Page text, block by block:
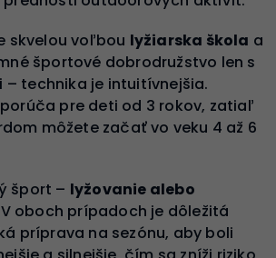
skvelou voľbou lyžiarska škola a
športové dobrodružstvo len s
– technika je intuitívnejšia.
pre deti od 3 rokov, zatiaľ
môžete začať vo veku 4 až 6
šport – lyžovanie alebo
V oboch prípadoch je dôležitá
príprava na sezónu, aby boli